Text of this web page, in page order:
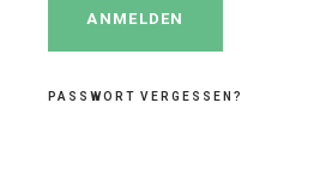
ANMELDEN
PASSWORT VERGESSEN?